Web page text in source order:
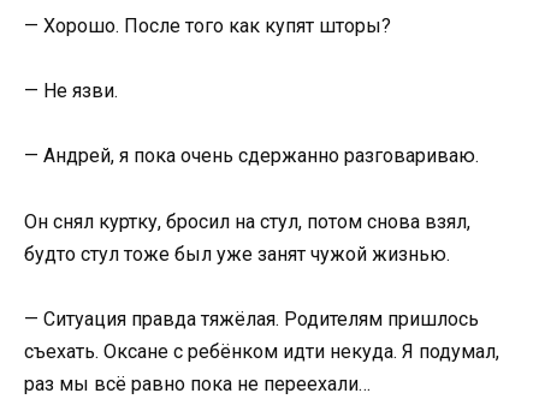
— Хорошо. После того как купят шторы?
— Не язви.
— Андрей, я пока очень сдержанно разговариваю.
Он снял куртку, бросил на стул, потом снова взял,
будто стул тоже был уже занят чужой жизнью.
— Ситуация правда тяжёлая. Родителям пришлось
съехать. Оксане с ребёнком идти некуда. Я подумал,
раз мы всё равно пока не переехали…